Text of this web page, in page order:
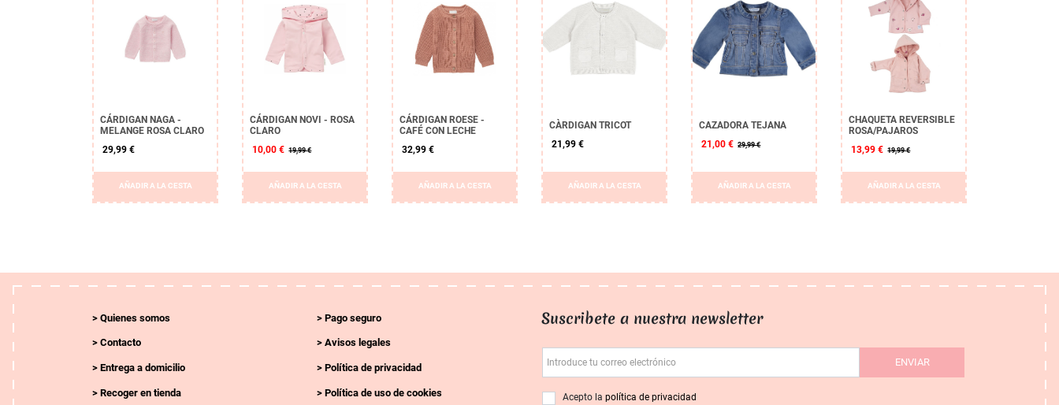
CÁRDIGAN NAGA -
MELANGE ROSA CLARO
29,99 €
AÑADIR A LA CESTA
CÁRDIGAN NOVI - ROSA
CLARO
10,00 € 19,99 €
AÑADIR A LA CESTA
CÁRDIGAN ROESE -
CAFÉ CON LECHE
32,99 €
AÑADIR A LA CESTA
CÀRDIGAN TRICOT
21,99 €
AÑADIR A LA CESTA
CAZADORA TEJANA
21,00 € 29,99 €
AÑADIR A LA CESTA
CHAQUETA REVERSIBLE
ROSA/PAJAROS
13,99 € 19,99 €
AÑADIR A LA CESTA
Quienes somos
Contacto
Entrega a domicilio
Recoger en tienda
Pago seguro
Avisos legales
Política de privacidad
Política de uso de cookies
Suscribete a nuestra newsletter
Introduce tu correo electrónico ENVIAR
Acepto la política de privacidad